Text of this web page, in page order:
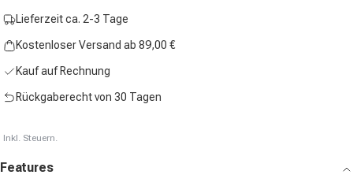
Lieferzeit ca. 2-3 Tage
Kostenloser Versand ab 89,00 €
Kauf auf Rechnung
Rückgaberecht von 30 Tagen
Inkl. Steuern.
Features